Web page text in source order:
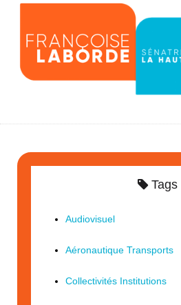
Tags
Audiovisuel
Aéronautique Transports
Collectivités Institutions